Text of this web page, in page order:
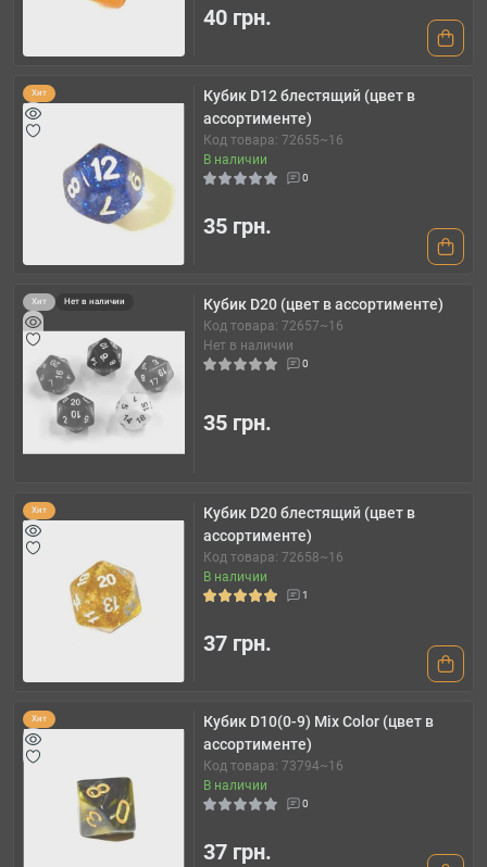
40 грн.
Хит
Кубик D12 блестящий (цвет в
ассортименте)
Код товара: 72655~16
В наличии
0
35 грн.
Хит Нет в наличии Кубик D20 (цвет в ассортименте)
Код товара: 72657~16
Нет в наличии
0
35 грн.
Хит
Кубик D20 блестящий (цвет в
ассортименте)
Код товара: 72658~16
В наличии
1
37 грн.
Хит
Кубик D10(0-9) Mix Color (цвет в
ассортименте)
Код товара: 73794~16
В наличии
0
37 грн.